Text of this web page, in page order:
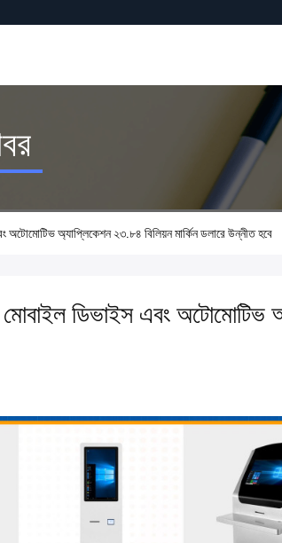
অ্যাপ্লিকেশন ২৩.৮৪ বিলিয়ন মার্কিন ডলারে উন্নীত হবে
মোবাইল ডিভাইস এবং